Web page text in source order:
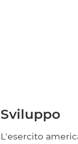
Sviluppo
L'esercito